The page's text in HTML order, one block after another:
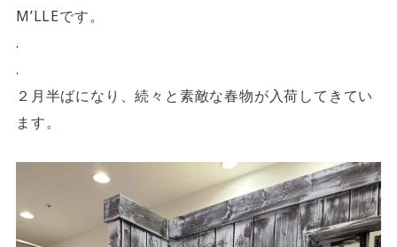
M’LLEです。
.
.
２月半ばになり、続々と素敵な春物が入荷してきてい
ます。